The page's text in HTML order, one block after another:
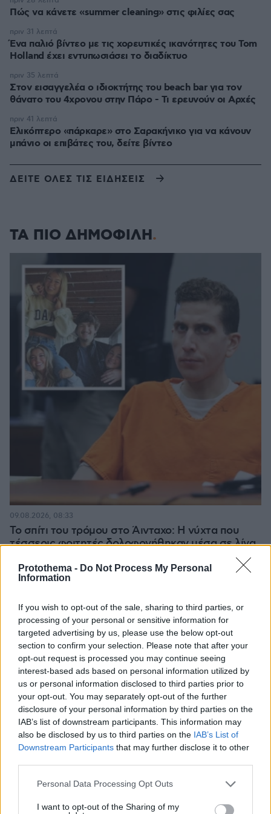
Protothema - Do Not Process My Personal
Information
If you wish to opt-out of the sale, sharing to third parties, or
processing of your personal or sensitive information for
targeted advertising by us, please use the below opt-out
section to confirm your selection. Please note that after your
opt-out request is processed you may continue seeing
interest-based ads based on personal information utilized by
us or personal information disclosed to third parties prior to
your opt-out. You may separately opt-out of the further
disclosure of your personal information by third parties on the
IAB’s list of downstream participants. This information may
also be disclosed by us to third parties on the IAB’s List of
Downstream Participants that may further disclose it to other
Please note that this website/app uses one or more Google
not limited to your visit or usage behaviour. You may click to
Personal Data Processing Opt Outs
I want to opt-out of the Sharing of my
Πώς να κάνετε «summer cleaning» στις φιλίες σας
Ένα παλιό βίντεο με τις χορευτικές ικανότητες του Tom
Holland έχει εντυπωσιάσει το διαδίκτυο
πριν 31 λεπτά
Στον εισαγγελέα ο ιδιοκτήτης του beach bar για τον
θάνατο του 4χρονου στην Πάρο - Τι ερευνούν οι Αρχές
πριν 35 λεπτά
Ελικόπτερο «πάρκαρε» στο Σαρακήνικο για να κάνουν
μπάνιο οι επιβάτες του, δείτε βίντεο
πριν 41 λεπτά
ΔΕΙΤΕ ΟΛΕΣ ΤΙΣ ΕΙΔΗΣΕΙΣ
ΤΑ ΠΙΟ ΔΗΜΟΦΙΛΗ
Το σπίτι του τρόμου στο Άινταχο: Η νύχτα που
τέσσερις φοιτητές δολοφονήθηκαν μέσα σε λίγα
09.08.2026, 08:33